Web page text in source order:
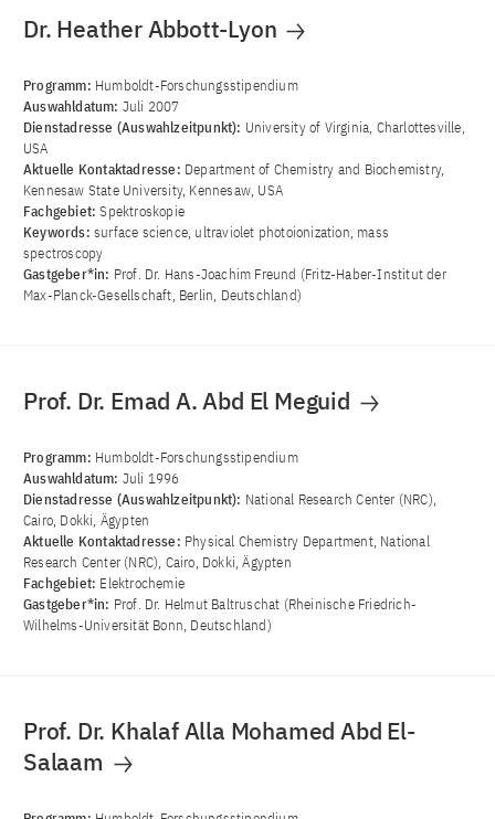
Dr. Heather Abbott-Lyon
Programm: Humboldt-Forschungsstipendium
Auswahldatum: Juli 2007
Dienstadresse (Auswahlzeitpunkt): University of Virginia, Charlottesville,
USA
Aktuelle Kontaktadresse: Department of Chemistry and Biochemistry,
Kennesaw State University, Kennesaw, USA
Fachgebiet:Spektroskopie
Keywords: surface science, ultraviolet photoionization, mass
spectroscopy
Gastgeber*in: Prof. Dr. Hans-Joachim Freund (Fritz-Haber-Institut der
Max-Planck-Gesellschaft, Berlin, Deutschland)
Prof. Dr. Emad A. Abd El Meguid
Programm: Humboldt-Forschungsstipendium
Auswahldatum: Juli 1996
Dienstadresse (Auswahlzeitpunkt): National Research Center (NRC),
Cairo, Dokki, Ägypten
Aktuelle Kontaktadresse: Physical Chemistry Department, National
Research Center (NRC), Cairo, Dokki, Ägypten
Fachgebiet: Elektrochemie
Gastgeber*in: Prof. Dr. Helmut Baltruschat (Rheinische Friedrich-
Wilhelms-Universität Bonn, Deutschland)
Prof. Dr. Khalaf Alla Mohamed Abd El-
Salaam